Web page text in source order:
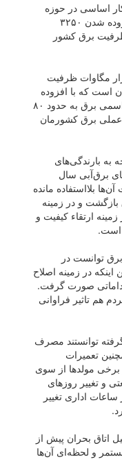
اساسی در حوزه
برق کشور انجام شد که می‌توانم به افزوده شدن ۳۲۵۰
برق کشور
خاطرنشان کرد: بیش از ۷۶ هزار مگاوات ظرفیت
است که با افزوده
شدن ۳۲۵۰ مگاوات برق جدید ظرفیت اسمی برق به حدود ۸۰
برق کشورمان
به بارندگی‌های
برق‌آبی سال
بلااستفاده مانده
بازگشت و در زمینه
ارتقاء کیفیت و
است.
توانست در
در زمینه اصلاح
صورت گرفت.
هم تاثیر فراوانی
توانستند مصرف
تعمیرات
مولد‌ها از سوی
و تغییر روز‌های
اداری تغییر
اتاق بحران پیش از
و لحظه‌ای آن‌ها